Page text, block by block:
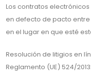
Los contratos
en defecto de pacto
en el lugar en que esté
Resolución de litigios en
Reglamento (UE) 524/